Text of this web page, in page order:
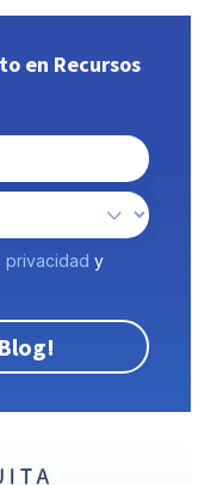
en Recursos
privacidad y